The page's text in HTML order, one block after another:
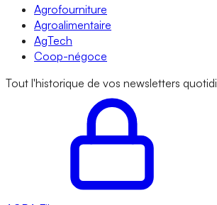
Agrofourniture
Agroalimentaire
AgTech
Coop-négoce
Tout l'historique de vos newsletters